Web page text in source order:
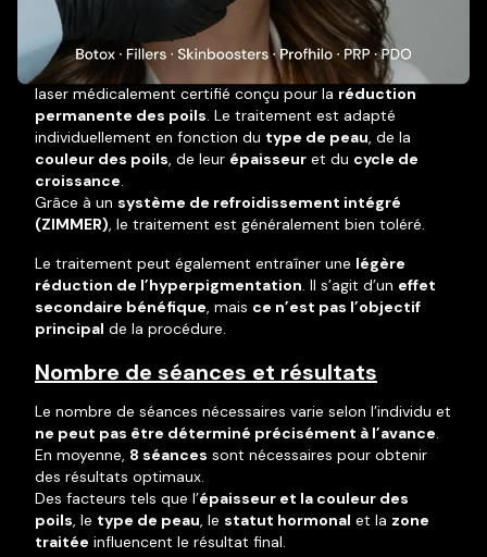
Nature du traitement
Le Candela GentleMax PRO & PRO+est un système
laser médicalement certifié conçu pour la réduction
permanente des poils. Le traitement est adapté
individuellement en fonction du type de peau, de la
couleur des poils, de leur épaisseur et du cycle de
croissance.
Grâce à un système de refroidissement intégré
(ZIMMER), le traitement est généralement bien toléré.
Le traitement peut également entraîner une légère
réduction de l’hyperpigmentation. Il s’agit d’un effet
secondaire bénéfique, mais ce n’est pas l’objectif
principal de la procédure.
Nombre de séances et résultats
Le nombre de séances nécessaires varie selon l’individu et
ne peut pas être déterminé précisément à l’avance.
En moyenne, 8 séances sont nécessaires pour obtenir
des résultats optimaux.
Des facteurs tels que l’épaisseur et la couleur des
poils, le type de peau, le statut hormonal et la zone
traitée influencent le résultat final.